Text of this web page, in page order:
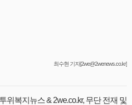
최수현 기자[2we@2wenews.co.kr]
위복지뉴스 & 2we.co.kr, 무단 전재 및